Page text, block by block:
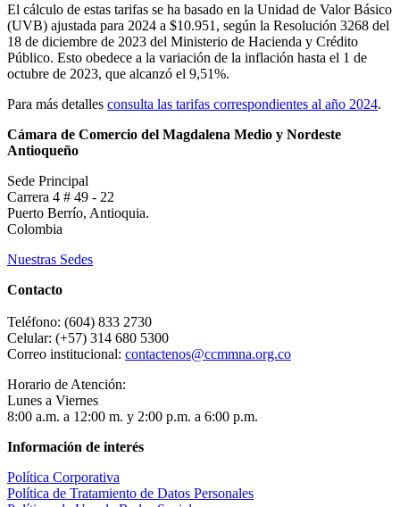
El cálculo de estas tarifas se ha basado en la Unidad de Valor Básico
(UVB) ajustada para 2024 a $10.951, según la Resolución 3268 del
18 de diciembre de 2023 del Ministerio de Hacienda y Crédito
Público. Esto obedece a la variación de la inflación hasta el 1 de
octubre de 2023, que alcanzó el 9,51%.
Para más detalles consulta las tarifas correspondientes al año 2024.
Cámara de Comercio del Magdalena Medio y Nordeste
Antioqueño
Sede Principal
Carrera 4 # 49 - 22
Puerto Berrío, Antioquia.
Colombia
Nuestras Sedes
Contacto
Teléfono: (604) 833 2730
Celular: (+57) 314 680 5300
Correo institucional: contactenos@ccmmna.org.co
Horario de Atención:
Lunes a Viernes
8:00 a.m. a 12:00 m. y 2:00 p.m. a 6:00 p.m.
Información de interés
Política Corporativa
Política de Tratamiento de Datos Personales